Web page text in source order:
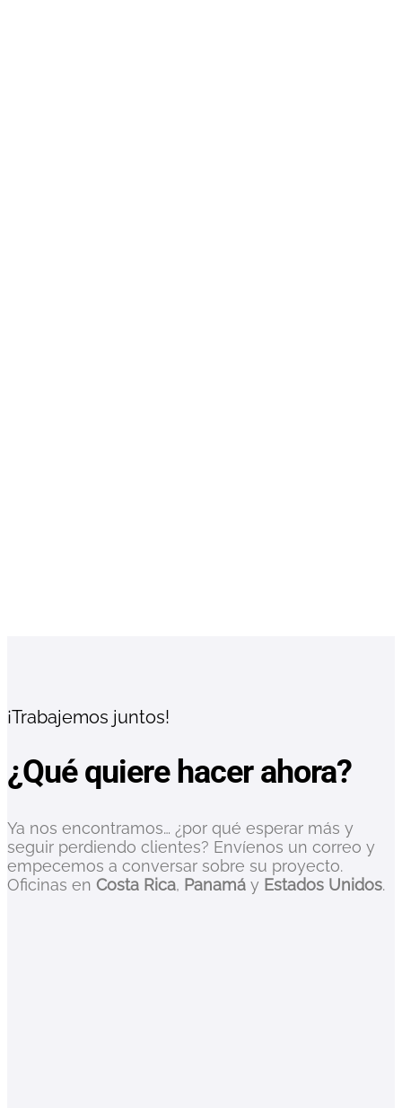
¡Trabajemos juntos!
¿Qué quiere hacer ahora?
Ya nos encontramos… ¿por qué esperar más y
seguir perdiendo clientes? Envíenos un correo y
empecemos a conversar sobre su proyecto.
Oficinas en Costa Rica, Panamá y Estados Unidos.